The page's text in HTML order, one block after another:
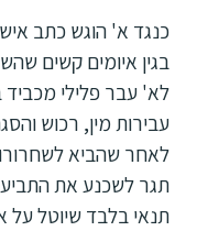
כנגד א' הוגש כתב
בגין איומים קשים
לא' עבר פלילי מכביד
עבירות מין, רכוש
לאחר שהביא
תגר לשכנע את
תנאי בלבד שיוטל על